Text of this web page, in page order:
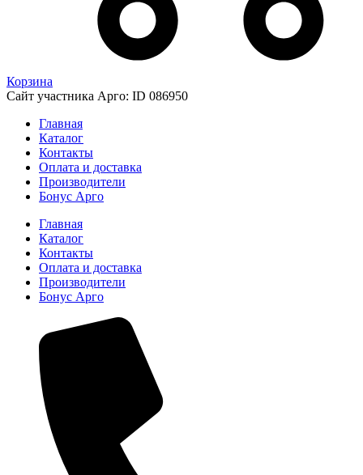
Корзина
Сайт участника Арго: ID 086950
Главная
Каталог
Контакты
Оплата и доставка
Производители
Бонус Арго
Главная
Каталог
Контакты
Оплата и доставка
Производители
Бонус Арго